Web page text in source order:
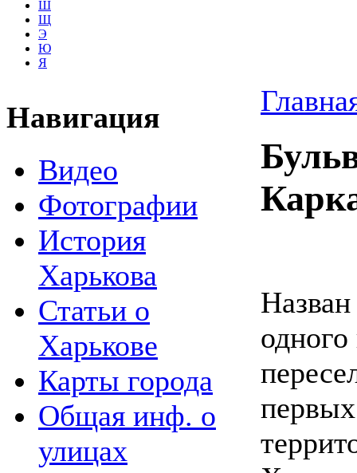
Ш
Щ
Э
Ю
Я
Навигация
Видео
Фотографии
История
Харькова
Статьи о
Харькове
Карты города
Общая инф. о
улицах
Назван